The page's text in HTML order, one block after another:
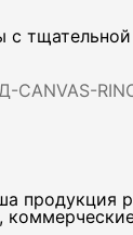
тщательной
CANVAS-